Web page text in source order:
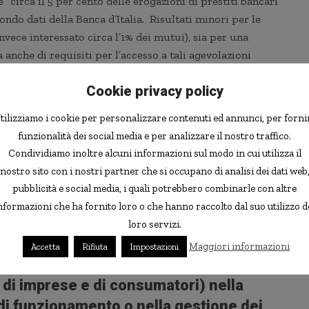
dati della Banca d’Italia. Risultati minori per le
interessato circa l’1% dei mutui), sia per una
di requisiti per l’accesso a tali agevolazioni
è che però è probabile che queste agevolazioni si
tutto) nei prossimi mesi, dato che i pressanti
da sostenere. In quest’ottica, dei
stati i fattori di successo degli interventi, dato che
maggiormente efficaci:
durante la crisi suggerisce infine
generale circa le
agevolato o meno l’applicazione. In
dei privati
imprese e di consumatori) nella
Cookie privacy policy
i cookie per personalizzare contenuti ed annunci, per
funzionalità dei social media e per analizzare il nostro traffico.
Condividiamo inoltre alcuni informazioni sul modo in cui utilizza il
nostro sito con i nostri partner che si occupano di analisi dei dati web,
pubblicità e social media, i quali potrebbero combinarle con altre
che ha fornito loro o che hanno raccolto dal suo utilizzo
loro servizi.
Accetta Rifiuta Impostazioni Maggiori informazioni